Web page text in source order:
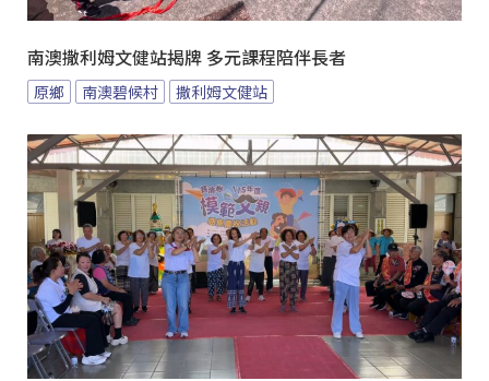
南澳撒利姆文健站揭牌 多元課程陪伴長者
原鄉 南澳碧候村 撒利姆文健站